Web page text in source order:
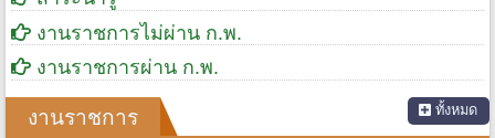
งานราชการไม่ผ่าน ก.พ.
งานราชการผ่าน ก.พ.
งานราชการ ทั้งหมด